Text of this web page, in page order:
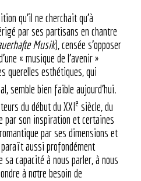
qu’il ne cherchait qu’à
par ses partisans en chantre
Musik), censée s’opposer
« musique de l’avenir »
querelles esthétiques, qui
semble bien faible aujourd’hui.
du début du XXIe siècle, du
par son inspiration et certaines
par ses dimensions et
aussi profondément
sa capacité à nous parler, à nous
à notre besoin de